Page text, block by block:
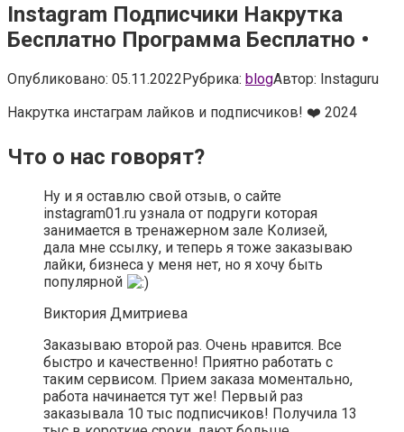
Instagram Подписчики Накрутка
Бесплатно Программа Бесплатно •
Опубликовано: 05.11.2022Рубрика: blogАвтор: Instaguru
Накрутка инстаграм лайков и подписчиков! ❤️ 2024
Что о нас говорят?
Ну и я оставлю свой отзыв, о сайте
instagram01.ru узнала от подруги которая
занимается в тренажерном зале Колизей,
дала мне ссылку, и теперь я тоже заказываю
лайки, бизнеса у меня нет, но я хочу быть
популярной
Виктория Дмитриева
Заказываю второй раз. Очень нравится. Все
быстро и качественно! Приятно работать с
таким сервисом. Прием заказа моментально,
работа начинается тут же! Первый раз
заказывала 10 тыс подписчиков! Получила 13